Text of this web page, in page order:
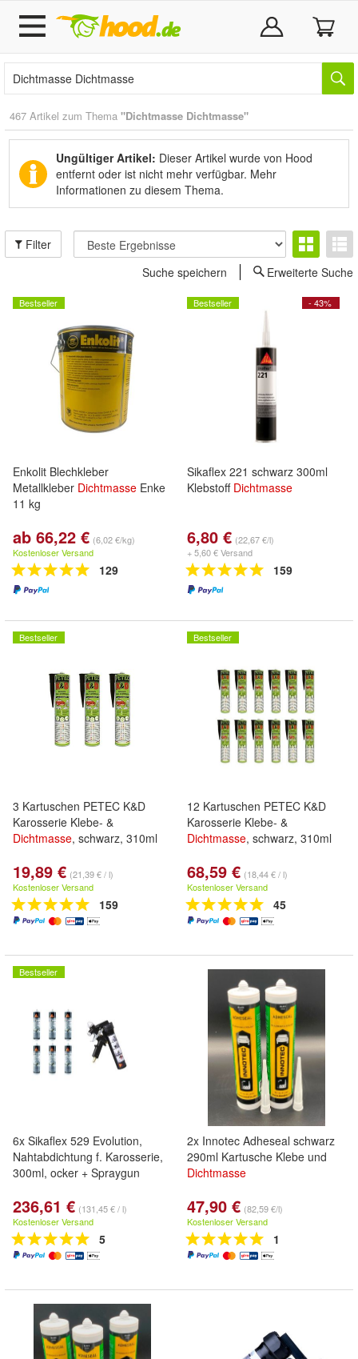
467 Artikel zum Thema "Dichtmasse Dichtmasse"
Ungültiger Artikel: Dieser Artikel wurde von Hood
entfernt oder ist nicht mehr verfügbar. Mehr
Informationen zu diesem Thema.
Filter
Suche speichern
Erweiterte Suche
Bestseller
Enkolit Blechkleber
Metallkleber Dichtmasse Enke
11 kg
ab 66,22 € (6,02 €/kg)
Kostenloser Versand
129
- 43%
Bestseller
Sikaflex 221 schwarz 300ml
Klebstoff Dichtmasse
6,80 € (22,67 €/l)
+ 5,60 € Versand
159
Bestseller
3 Kartuschen PETEC K&D
Karosserie Klebe- &
Dichtmasse, schwarz, 310ml
19,89 € (21,39 € / l)
Kostenloser Versand
159
Bestseller
12 Kartuschen PETEC K&D
Karosserie Klebe- &
Dichtmasse, schwarz, 310ml
68,59 € (18,44 € / l)
Kostenloser Versand
45
Bestseller
6x Sikaflex 529 Evolution,
Nahtabdichtung f. Karosserie,
300ml, ocker + Spraygun
236,61 € (131,45 € / l)
Kostenloser Versand
5
2x Innotec Adheseal schwarz
290ml Kartusche Klebe und
Dichtmasse
47,90 € (82,59 €/l)
Kostenloser Versand
1